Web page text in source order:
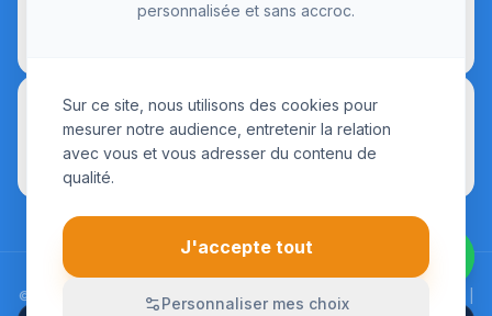
© 2026 LesInstallateurs.fr. Tous droits réservés. |
personnalisée et sans accroc.
Sur ce site, nous utilisons des cookies pour
mesurer notre audience, entretenir la relation
avec vous et vous adresser du contenu de
qualité.
J'accepte tout
Personnaliser mes choix